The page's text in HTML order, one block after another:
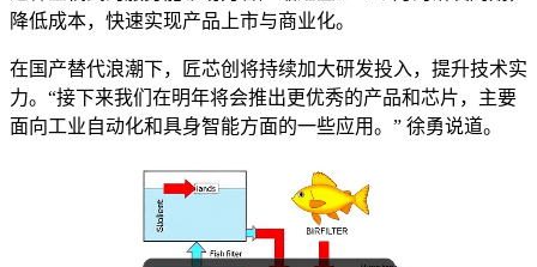
降低成本，快速实现产品上市与商业化。
在国产替代浪潮下，匠芯创将持续加大研发投入，提升技术实
力。“接下来我们在明年将会推出更优秀的产品和芯片，主要
面向工业自动化和具身智能方面的一些应用。” 徐勇说道。